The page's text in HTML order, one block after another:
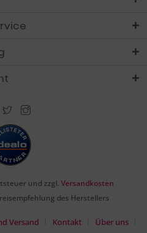
und zzgl. Versandkosten
des Herstellers
Versand Kontakt Über uns